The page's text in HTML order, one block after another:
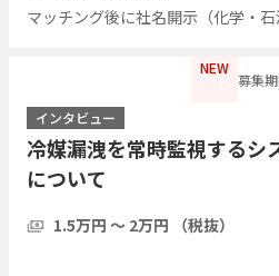
マッチング後に社名開示（化学・石
NEW
募集
インタビュー
冷媒漏洩を常時監視するシ
について
1.5万円 〜 2万円 （税抜）